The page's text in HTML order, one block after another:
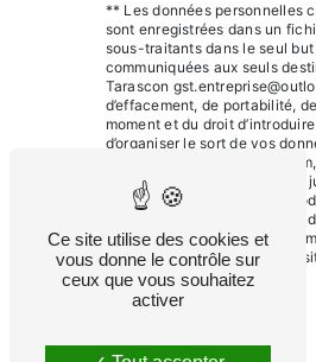
** Les données personnelles
sont enregistrées dans un
sous-traitants dans le seul
communiquées aux seuls
Tarascon
d’effacement, de portabilité,
moment et du droit
d’organiser le sort de vos
postale à l'adresse 20 Bd
gst.entreprise@outlook.fr.
vos données pendant la
légale aux fins probatoires
sur la liste d'opposition au
Bloctel.gouv.fr. Consultez le
Ce site utilise des cookies et
vous donne le contrôle sur
ceux que vous souhaitez
activer